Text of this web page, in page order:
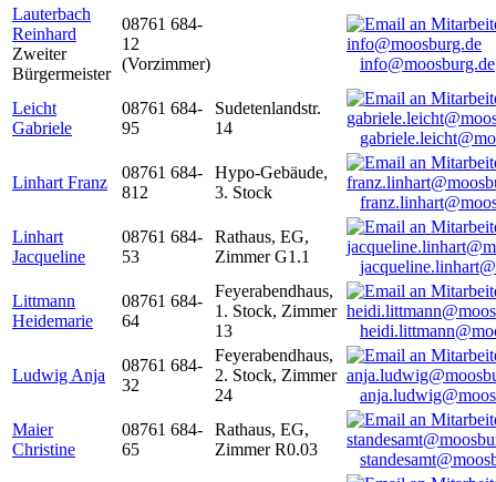
Lauterbach
Reinhard
Zweiter
Bürgermeister
08761 684-
12
(Vorzimmer)
info@moosburg.de
Leicht
Gabriele
08761 684-
95
Sudetenlandstr.
14
Linhart Franz
08761 684-
812
Hypo-Gebäude,
3. Stock
Linhart
Jacqueline
08761 684-
53
Rathaus, EG,
Zimmer G1.1
Littmann
Heidemarie
08761 684-
64
Feyerabendhaus,
1. Stock, Zimmer
13
Ludwig Anja
08761 684-
32
Feyerabendhaus,
2. Stock, Zimmer
24
Maier
Christine
08761 684-
65
Rathaus, EG,
Zimmer R0.03